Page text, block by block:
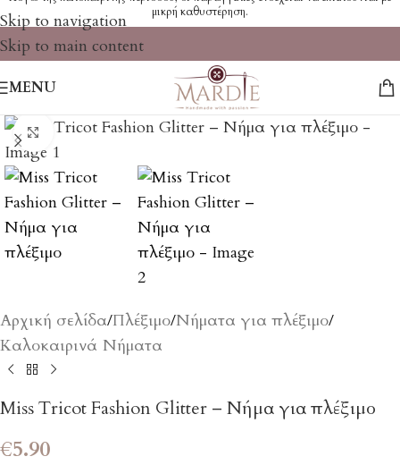
Skip to navigation
Skip to main content
μικρή καθυστέρηση.
MENU
Click to enlarge
Αρχική σελίδα/Πλέξιμο/Νήματα για πλέξιμο/
Καλοκαιρινά Νήματα
Miss Tricot Fashion Glitter – Νήμα για πλέξιμο
€5.90